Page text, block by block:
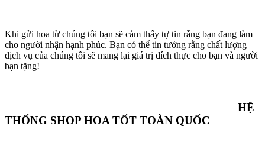
Khi gửi hoa từ chúng tôi bạn sẽ cảm thấy tự tin rằng bạn đang làm
cho người nhận hạnh phúc. Bạn có thể tin tưởng rằng chất lượng
dịch vụ của chúng tôi sẽ mang lại giá trị đích thực cho bạn và người
bạn tặng!
HỆ
THỐNG SHOP HOA TỐT TOÀN QUỐC